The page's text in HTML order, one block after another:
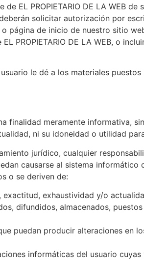
EL PROPIETARIO DE LA WEB
solicitar autorización por
página de inicio de nuestro sitio
PROPIETARIO DE LA WEB, o
le dé a los materiales
finalidad meramente informativa,
ni su idoneidad o utilidad
jurídico, cualquier
causarse al sistema
o se deriven de:
exhaustividad y/o
difundidos, almacenados,
puedan producir alteraciones en
informáticas del usuario